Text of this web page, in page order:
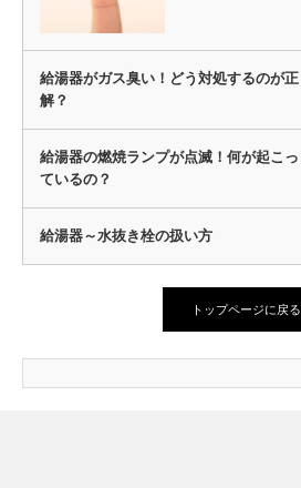
給湯器がガス臭い！どう対処するのが正
解？
給湯器の燃焼ランプが点滅！何が起こっ
ているの？
給湯器～水抜き栓の扱い方
トップページに戻る